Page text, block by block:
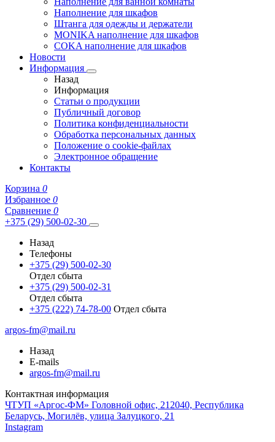
Наполнение для шкафов
Штанга для одежды и держатели
MONIKA наполнение для шкафов
COKA наполнение для шкафов
Новости
Информация
Назад
Информация
Статьи о продукции
Публичный договор
Политика конфиденциальности
Обработка персональных данных
Положение о cookie-файлах
Электронное обращение
Контакты
Корзина 0
Избранное 0
Сравнение 0
+375 (29) 500-02-30
Назад
Телефоны
+375 (29) 500-02-30
Отдел сбыта
+375 (29) 500-02-31
Отдел сбыта
+375 (222) 74-78-00 Отдел сбыта
argos-fm@mail.ru
Назад
E-mails
argos-fm@mail.ru
Контактная информация
ЧТУП «Аргос-ФМ» Головной офис, 212040, Республика
Беларусь, Могилёв, улица Залуцкого, 21
Instagram